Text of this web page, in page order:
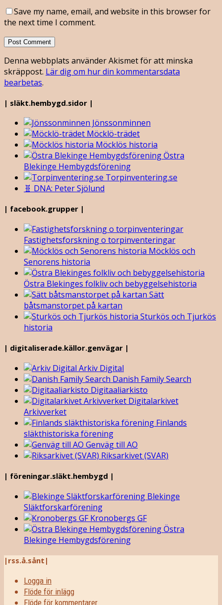
Save my name, email, and website in this browser for
the next time I comment.
Denna webbplats använder Akismet för att minska
skräppost. Lär dig om hur din kommentarsdata
bearbetas.
| släkt.hembygd.sidor |
Jönssonminnen
Möcklö-trädet
Möcklös historia
Östra
Blekinge Hembygdsförening
Torpinventering.se
🧬 DNA: Peter Sjölund
| facebook.grupper |
Fastighetsforskning o torpinventeringar
Möcklös och
Senorens historia
Östra Blekinges folkliv och bebyggelsehistoria
Sätt
båtsmanstorpet på kartan
Sturkös och Tjurkös
historia
| digitaliserade.källor.genvägar |
Arkiv Digital
Danish Family Search
Digitaaliarkisto
Digitalarkivet
Arkivverket
Finlands
släkthistoriska förening
Genväg till AO
Riksarkivet (SVAR)
| föreningar.släkt.hembygd |
Blekinge
Släktforskarförening
Kronobergs GF
Östra
Blekinge Hembygdsförening
|rss.å.sånt|
Logga in
Flöde för inlägg
Flöde för kommentarer